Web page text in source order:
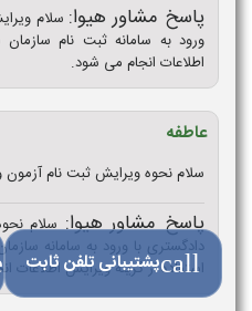
پاسخ مشاور هیوا: سلام
ورود به سامانه ثبت نام
اطلاعات انجام می شود.
عاطفه
سلام نحوه ویرایش ثبت نام
پاسخ مشاور هیوا:سلام
دادگستری با ورود به سامانه
استفاده از گزینه ویرایش اطلاعات
callپشتیبانی تلفن ثابت